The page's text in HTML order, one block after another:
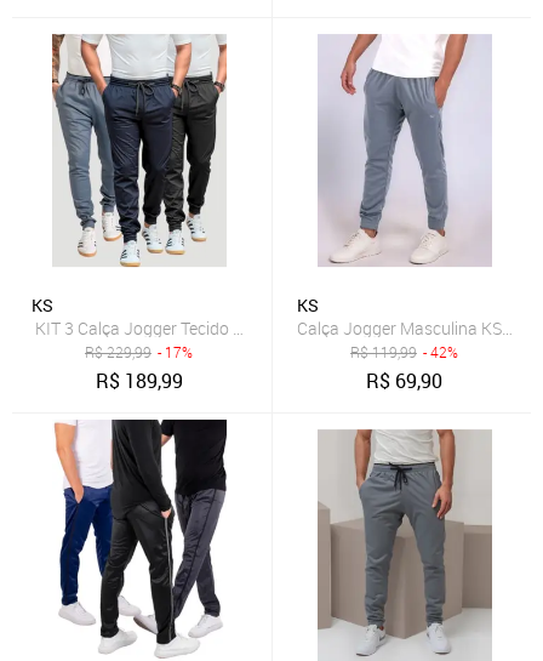
KS
KIT 3 Calça Jogger Tecido Helanca Premium Estilosa Academia
R$229,99 - 17%
R$ 189,99
KS
Calça Jogger Masculina KS
R$119,99 - 42%
R$ 69,90